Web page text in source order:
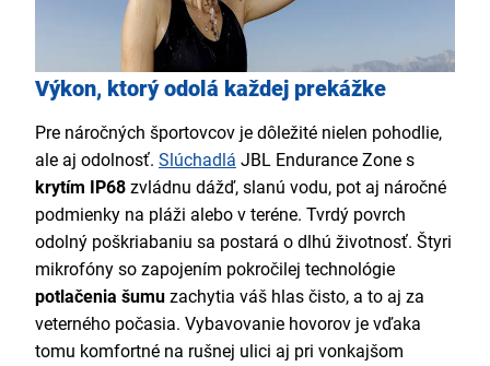
Výkon, ktorý odolá každej prekážke
Pre náročných športovcov je dôležité nielen pohodlie,
ale aj odolnosť. Slúchadlá JBL Endurance Zone s
krytím IP68 zvládnu dážď, slanú vodu, pot aj náročné
podmienky na pláži alebo v teréne. Tvrdý povrch
odolný poškriabaniu sa postará o dlhú životnosť. Štyri
mikrofóny so zapojením pokročilej technológie
potlačenia šumu zachytia váš hlas čisto, a to aj za
veterného počasia. Vybavovanie hovorov je vďaka
tomu komfortné na rušnej ulici aj pri vonkajšom